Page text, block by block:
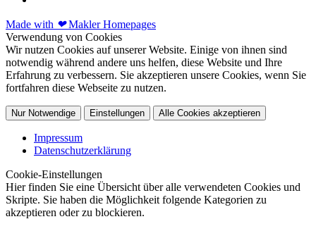
Made with ❤Makler Homepages
Verwendung von Cookies
Wir nutzen Cookies auf unserer Website. Einige von ihnen sind
notwendig während andere uns helfen, diese Website und Ihre
Erfahrung zu verbessern. Sie akzeptieren unsere Cookies, wenn Sie
fortfahren diese Webseite zu nutzen.
Nur Notwendige Einstellungen Alle Cookies akzeptieren
Impressum
Datenschutzerklärung
Cookie-Einstellungen
Hier finden Sie eine Übersicht über alle verwendeten Cookies und
Skripte. Sie haben die Möglichkeit folgende Kategorien zu
akzeptieren oder zu blockieren.